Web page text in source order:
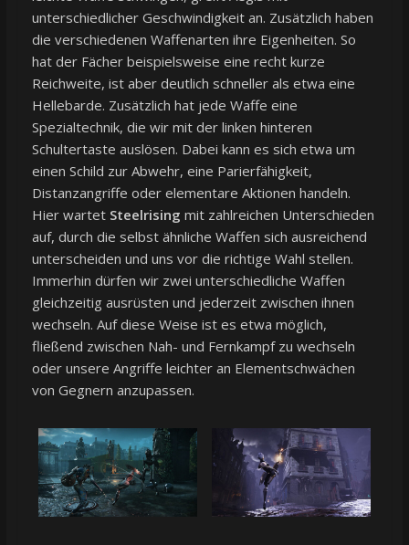
unterschiedlicher Geschwindigkeit an. Zusätzlich haben
die verschiedenen Waffenarten ihre Eigenheiten. So
hat der Fächer beispielsweise eine recht kurze
Reichweite, ist aber deutlich schneller als etwa eine
Hellebarde. Zusätzlich hat jede Waffe eine
Spezialtechnik, die wir mit der linken hinteren
Schultertaste auslösen. Dabei kann es sich etwa um
einen Schild zur Abwehr, eine Parierfähigkeit,
Distanzangriffe oder elementare Aktionen handeln.
Hier wartet Steelrising mit zahlreichen Unterschieden
auf, durch die selbst ähnliche Waffen sich ausreichend
unterscheiden und uns vor die richtige Wahl stellen.
Immerhin dürfen wir zwei unterschiedliche Waffen
gleichzeitig ausrüsten und jederzeit zwischen ihnen
wechseln. Auf diese Weise ist es etwa möglich,
fließend zwischen Nah- und Fernkampf zu wechseln
oder unsere Angriffe leichter an Elementschwächen
von Gegnern anzupassen.